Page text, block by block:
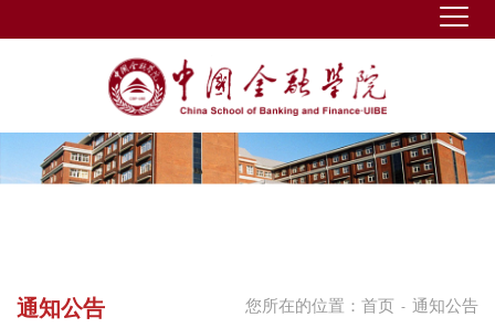
您所在的位置： 首页 - 通知公告
通知公告